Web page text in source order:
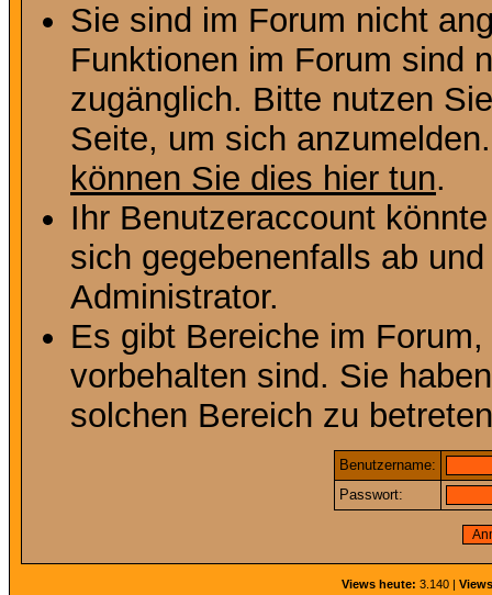
Sie sind im Forum nicht
Funktionen im Forum sind
zugänglich. Bitte nutzen
Seite, um sich
können Sie dies hier tun.
Ihr Benutzeraccount
sich gegebenenfalls ab
Administrator.
Es gibt Bereiche im
vorbehalten sind. Sie
solchen Bereich zu
Benutzername:
Passwort:
Views heute: 3.140 |